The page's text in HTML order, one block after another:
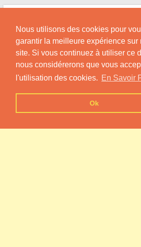
Nous utilisons des cookies pour
garantir la meilleure expérience sur
site. Si vous continuez à utiliser ce
nous considérerons que vous
l'utilisation des cookies. En Savoir
Ok
Skip
content
Informations sur les Pompes à Chaleur
Offoy